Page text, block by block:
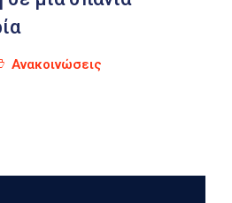
Ανακοινώσεις